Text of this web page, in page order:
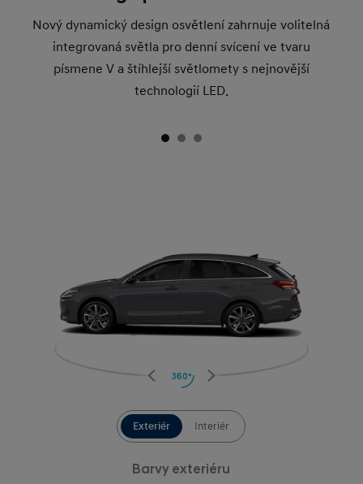
Nový dynamický design osvětlení zahrnuje volitelná
integrovaná světla pro denní svícení ve tvaru
písmene V a štíhlejší světlomety s nejnovější
technologií LED.
360°
Exteriér Interiér
Barvy exteriéru